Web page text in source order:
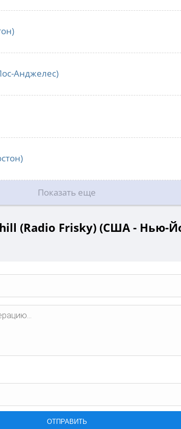
Анджелес)
Показать еще
(Radio Frisky) (США - Нью-